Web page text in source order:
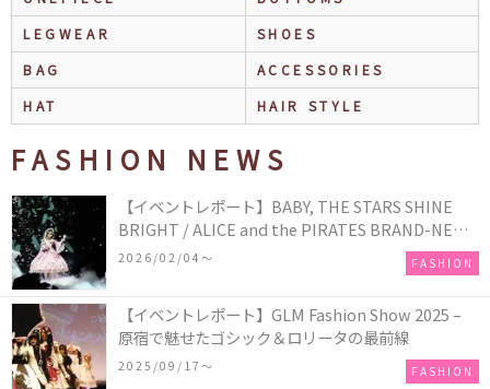
LEGWEAR
SHOES
BAG
ACCESSORIES
HAT
HAIR STYLE
FASHION NEWS
【イベントレポート】BABY, THE STARS SHINE
BRIGHT / ALICE and the PIRATES BRAND-NEW
COLLECTION in TOKYO
2026/02/04〜 FASHION
【イベントレポート】GLM Fashion Show 2025 –
原宿で魅せたゴシック＆ロリータの最前線
2025/09/17〜 FASHION